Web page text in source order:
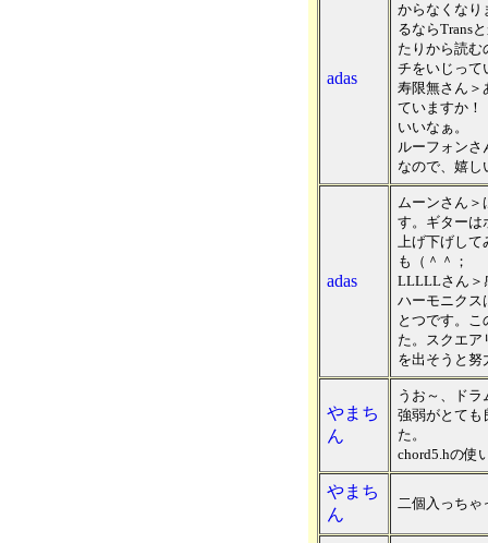
adas
からなくな
るならTrans
たりから読む
チをいじって
寿限無さん＞
ていますか
いいなぁ。
ルーフォンさ
なので、嬉し
adas
ムーンさん＞
す。ギターは
上げ下げして
も（＾＾；
LLLLLさん＞
ハーモニクス
とつです。
た。スクエア
を出そうと努
やまち
ん
うお～、ド
強弱がとても
た。
chord5.hの使
やまち
ん
二個入っちゃ